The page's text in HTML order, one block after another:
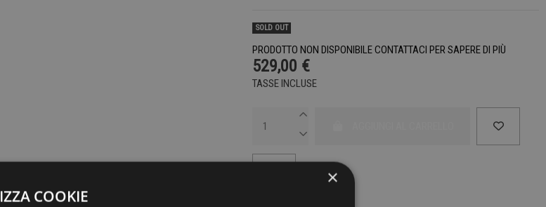
SOLD OUT
PRODOTTO NON DISPONIBILE CONTATTACI PER SAPERE DI PIÙ
529,00 €
TASSE INCLUSE
×
COOKIE